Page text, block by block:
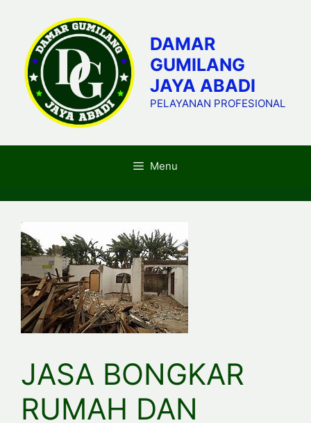
content
DAMAR
GUMILANG
JAYA ABADI
PELAYANAN PROFESIONAL
Menu
JASA BONGKAR
RUMAH DAN